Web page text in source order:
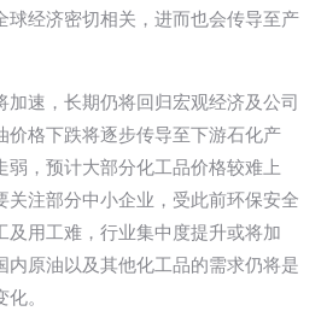
球经济密切相关，进而也会传导至产
加速，长期仍将回归宏观经济及公司
价格下跌将逐步传导至下游石化产
弱，预计大部分化工品价格较难上
关注部分中小企业，受此前环保安全
及用工难，行业集中度提升或将加
内原油以及其他化工品的需求仍将是
。